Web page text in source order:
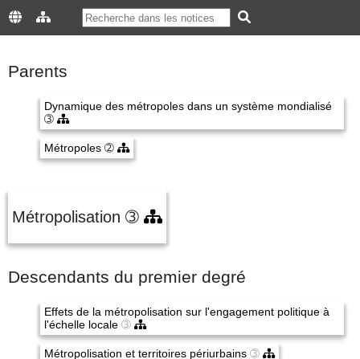
Parents
Dynamique des métropoles dans un système mondialisé
➂
Métropoles ➁
Métropolisation ➂
Descendants du premier degré
Effets de la métropolisation sur l'engagement politique à
l'échelle locale ➂
Métropolisation et territoires périurbains ➂